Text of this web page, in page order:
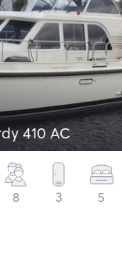
410 AC
8 3 5